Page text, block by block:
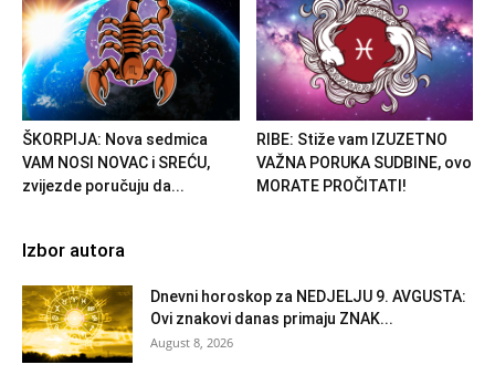
ŠKORPIJA: Nova sedmica
VAM NOSI NOVAC i SREĆU,
zvijezde poručuju da...
RIBE: Stiže vam IZUZETNO
VAŽNA PORUKA SUDBINE, ovo
MORATE PROČITATI!
Izbor autora
Dnevni horoskop za NEDJELJU 9. AVGUSTA:
Ovi znakovi danas primaju ZNAK...
August 8, 2026